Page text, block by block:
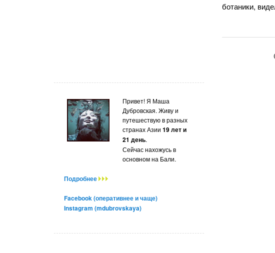
ботаники,
Привет! Я Маша
Дубровская. Живу и
путешествую в разных
странах Азии 19 лет и
21 день.
Сейчас нахожусь в
основном на Бали.
Подробнее
Facebook (оперативнее и чаще)
Instagram (mdubrovskaya)